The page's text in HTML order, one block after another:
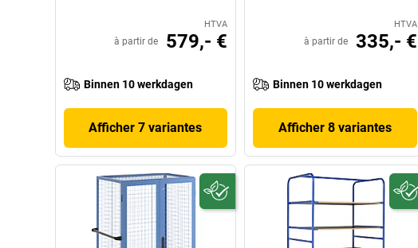
HTVA
à partir de 579,- €
Binnen 10 werkdagen
Afficher 7 variantes
HTVA
à partir de 335,- €
Binnen 10 werkdagen
Afficher 8 variantes